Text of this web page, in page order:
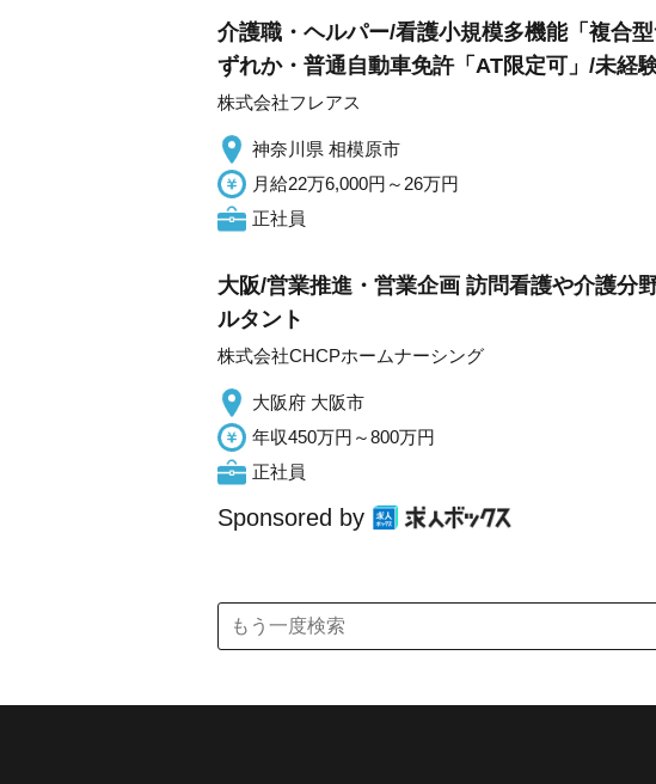
介護職・ヘルパー/看護小規模多機能「複合
ずれか・普通自動車免許「AT限定可」/未経
株式会社フレアス
神奈川県 相模原市
月給22万6,000円～26万円
正社員
大阪/営業推進・営業企画 訪問看護や介護分
ルタント
株式会社CHCPホームナーシング
大阪府 大阪市
年収450万円～800万円
正社員
Sponsored by